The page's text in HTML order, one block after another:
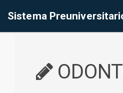
Sistema